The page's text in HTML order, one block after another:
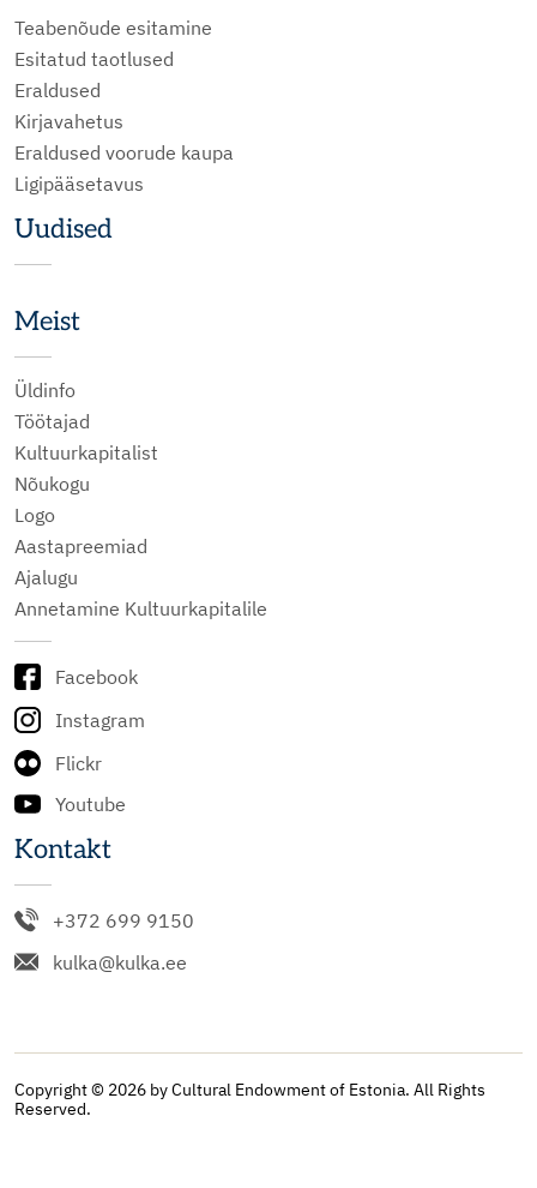
Teabenõude esitamine
Esitatud taotlused
Eraldused
Kirjavahetus
Eraldused voorude kaupa
Ligipääsetavus
Uudised
Meist
Üldinfo
Töötajad
Kultuurkapitalist
Nõukogu
Logo
Aastapreemiad
Ajalugu
Annetamine Kultuurkapitalile
Facebook
Instagram
Flickr
Youtube
Kontakt
+372 699 9150
kulka@kulka.ee
Copyright © 2026 by Cultural Endowment of Estonia. All Rights
Reserved.